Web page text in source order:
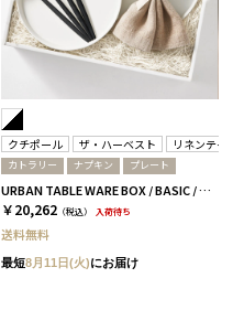
クチポール ザ・ハーベスト リネンテイ
カトラリー ナプキン プレート
URBAN TABLE WARE BOX / BASIC / ホワイト＆ブラックシルバー
￥20,262 （税込） 入荷待ち
送料無料
最短8月11日(火)にお届け